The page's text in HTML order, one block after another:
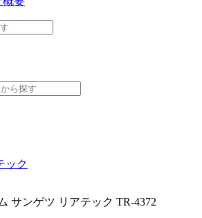
ック
サンゲツ リアテック TR-4372